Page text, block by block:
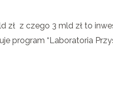
zł z czego 3 mld zł to
program “Laboratoria